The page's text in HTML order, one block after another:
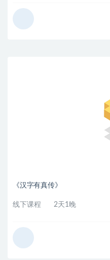
《汉字有真传》
线下课程 2天1晚